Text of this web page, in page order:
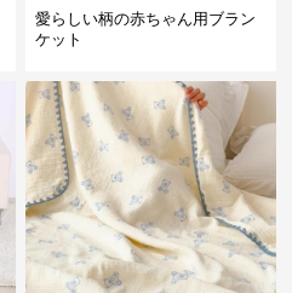
愛らしい柄の赤ちゃん用ブラン
ケット